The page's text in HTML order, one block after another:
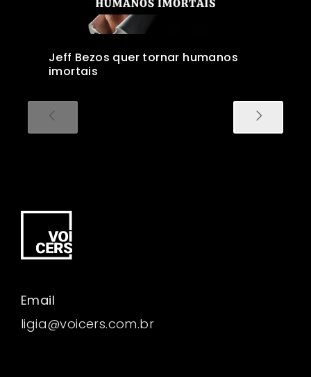
Jeff Bezos quer tornar humanos
imortais
Email
ligia@voicers.com.br